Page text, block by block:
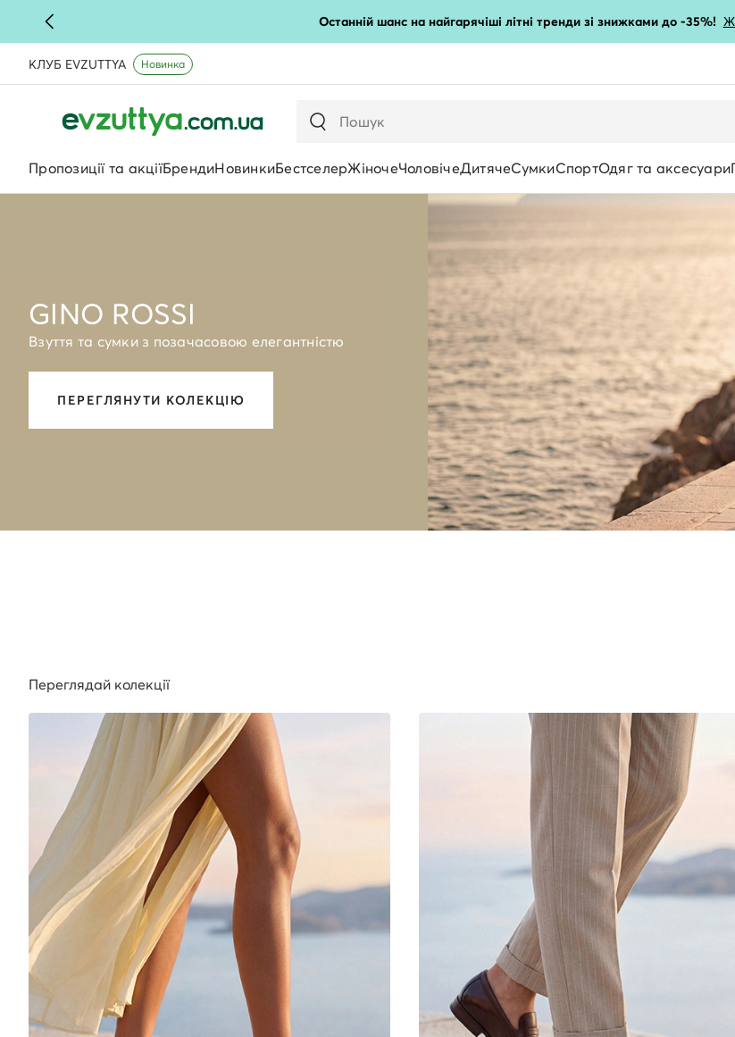
Останній шанс на найгарячіші літні тренди зі знижками до -35%!
КЛУБ EVZUTTYA Новинка
Пропозиції та акціїБрендиНовинкиБестселерЖіночеЧоловічеДитячеСумкиСпортОдяг та аксесуари
GINO ROSSI
Взуття та сумки з позачасовою елегантністю
ПЕРЕГЛЯНУТИ КОЛЕКЦІЮ
Переглядай колекції